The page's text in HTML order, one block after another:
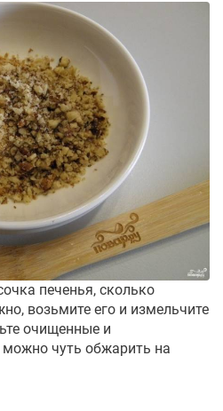
печенья, сколько
возьмите его и измельчите
очищенные и
чуть обжарить на